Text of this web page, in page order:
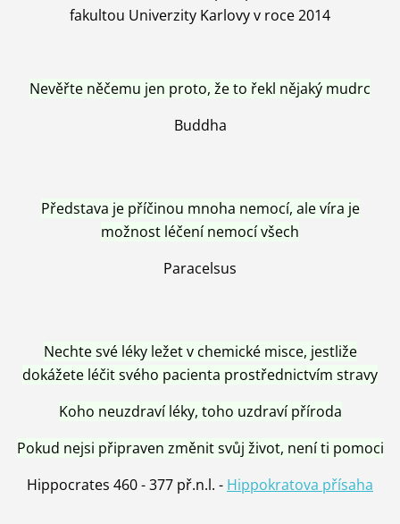
fakultou Univerzity Karlovy v roce 2014
Nevěřte něčemu jen proto, že to řekl nějaký mudrc
Buddha
Představa je příčinou mnoha nemocí, ale víra je
možnost léčení nemocí všech
Paracelsus
Nechte své léky ležet v chemické misce, jestliže
dokážete léčit svého pacienta prostřednictvím stravy
Koho neuzdraví léky, toho uzdraví příroda
Pokud nejsi připraven změnit svůj život, není ti pomoci
Hippocrates 460 - 377 př.n.l. - Hippokratova přísaha